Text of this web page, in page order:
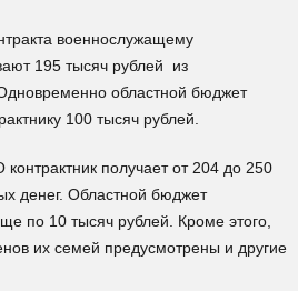
военнослужащему
195 тысяч рублей из
областной бюджет
100 тысяч рублей.
получает от 204 до 250
денег. Областной бюджет
по 10 тысяч рублей. Кроме этого,
их семей предусмотрены и другие